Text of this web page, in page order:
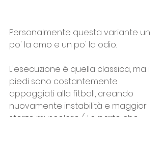
Personalmente questa variante un
po' la amo e un po' la odio.
L'esecuzione è quella classica, ma i
piedi sono costantemente
appoggiati alla fitball, creando
nuovamente instabilità e maggior
sforzo muscolare. ( La parte che